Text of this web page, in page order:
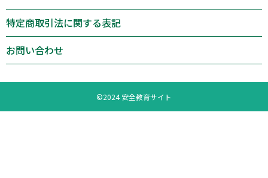
特定商取引法に関する表記
お問い合わせ
©︎2024 安全教育サイト